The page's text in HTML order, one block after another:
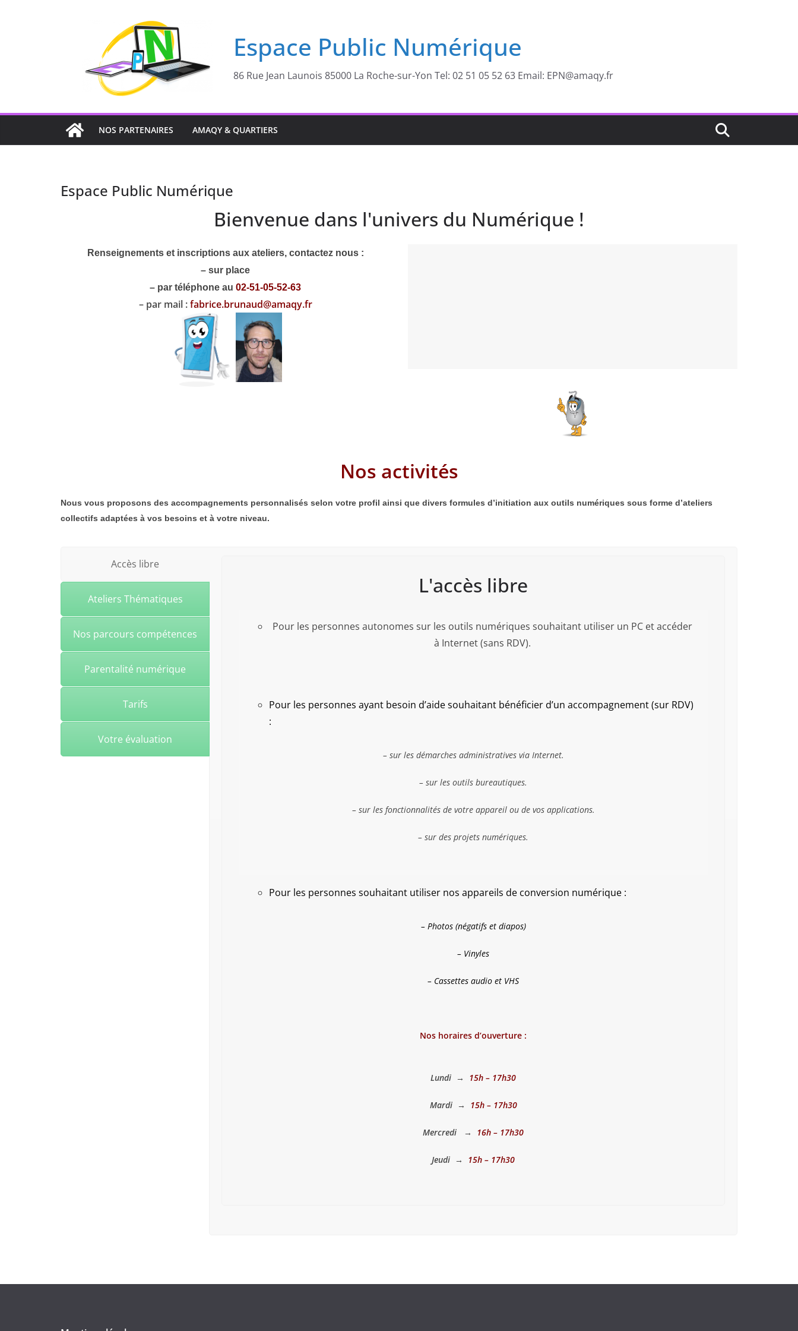
Espace Public Numérique
86 Rue Jean Launois 85000 La Roche-sur-Yon Tel: 02 51 05 52 63 Email: EPN@amaqy.fr
NOS PARTENAIRES AMAQY & QUARTIERS
Espace Public Numérique
Bienvenue dans l'univers du Numérique !
Renseignements et inscriptions aux ateliers, contactez nous :
– sur place
– par téléphone au 02-51-05-52-63
– par mail :fabrice.brunaud@amaqy.fr
Nos activités
Nous vous proposons des accompagnements personnalisés selon votre profil ainsi que divers formules d’initiation aux outils numériques sous forme d’ateliers
collectifs adaptées à vos besoins et à votre niveau.
Accès libre
Ateliers Thématiques
Nos parcours compétences
Parentalité numérique
Tarifs
Votre évaluation
L'accès libre
Pour les personnes autonomes sur les outils numériques souhaitant utiliser un PC et accéder
à Internet (sans RDV).
Pour les personnes ayant besoin d’aide souhaitant bénéficier d’un accompagnement (sur RDV)
:
– sur les démarches administratives via Internet.
– sur les outils bureautiques.
– sur les fonctionnalités de votre appareil ou de vos applications.
– sur des projets numériques.
Pour les personnes souhaitant utiliser nos appareils de conversion numérique :
– Photos (négatifs et diapos)
– Vinyles
– Cassettes audio et VHS
Nos horaires d’ouverture :
Lundi → 15h – 17h30
Mardi → 15h – 17h30
Mercredi → 16h – 17h30
Jeudi → 15h – 17h30